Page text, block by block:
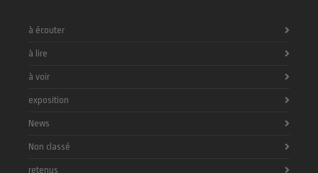
à écouter
à lire
à voir
exposition
News
Non classé
retenus